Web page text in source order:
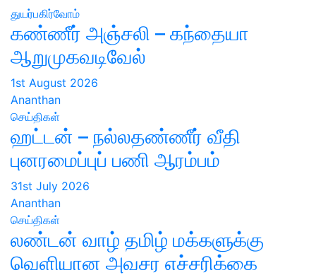
துயர்பகிர்வோம்
கண்ணீர் அஞ்சலி – கந்தையா
ஆறுமுகவடிவேல்
1st August 2026
Ananthan
செய்திகள்
ஹட்டன் – நல்லதண்ணீர் வீதி
புனரமைப்புப் பணி ஆரம்பம்
31st July 2026
Ananthan
செய்திகள்
லண்டன் வாழ் தமிழ் மக்களுக்கு
வெளியான அவசர எச்சரிக்கை